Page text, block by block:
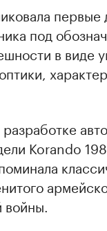
первые
под
в виде
Korando
войны.